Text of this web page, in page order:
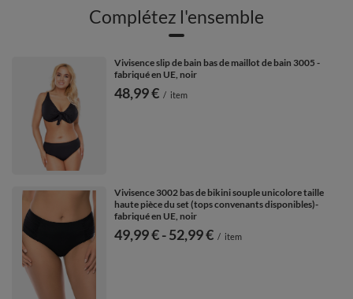
Complétez l'ensemble
Vivisence slip de bain bas de maillot de bain 3005 -
fabriqué en UE, noir
48,99 € / item
Vivisence 3002 bas de bikini souple unicolore taille
haute pièce du set (tops convenants disponibles)-
fabriqué en UE, noir
de
49,99 €-vers le bas
52,99 € / item